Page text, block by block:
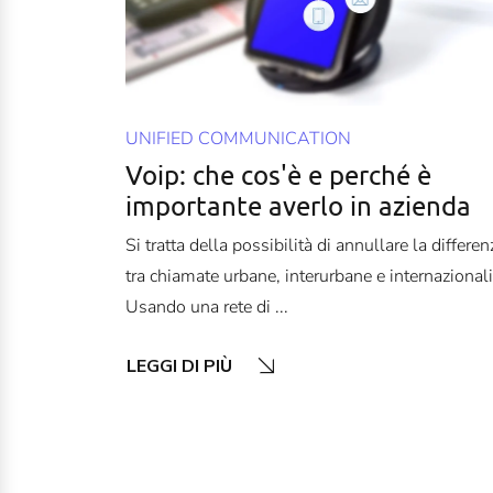
UNIFIED COMMUNICATION
Voip: che cos'è e perché è
importante averlo in azienda
Si tratta della possibilità di annullare la
tra chiamate urbane, interurbane e
Usando una rete di ...
LEGGI DI PIÙ